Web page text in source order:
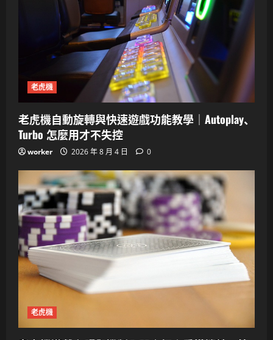
老虎機
老虎機自動旋轉與快速遊戲功能教學｜Autoplay、
Turbo 怎麼用才不失控
worker 2026 年 8 月 4 日 0
老虎機